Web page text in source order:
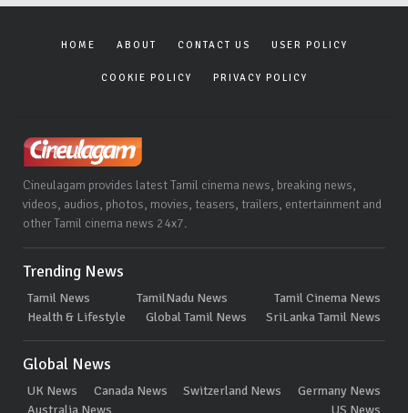
HOME ABOUT CONTACT US USER POLICY
COOKIE POLICY PRIVACY POLICY
Cineulagam provides latest Tamil cinema news, breaking news,
videos, audios, photos, movies, teasers, trailers, entertainment and
other Tamil cinema news 24x7.
Trending News
Tamil News TamilNadu News
Tamil Cinema News
Health & Lifestyle
Global Tamil News SriLanka Tamil News
Global News
UK News Canada News Switzerland News
Germany News
Australia News
US News